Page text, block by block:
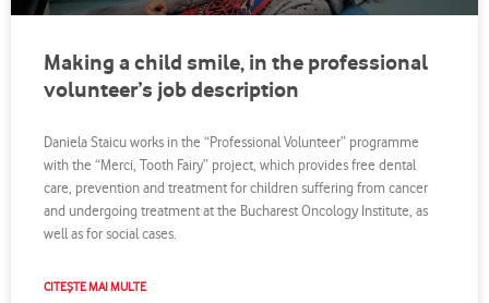
Making a child smile, in the professional
volunteer’s job description
Daniela Staicu works in the “Professional Volunteer” programme
with the “Merci, Tooth Fairy” project, which provides free dental
care, prevention and treatment for children suffering from cancer
and undergoing treatment at the Bucharest Oncology Institute, as
well as for social cases.
CITEȘTE MAI MULTE